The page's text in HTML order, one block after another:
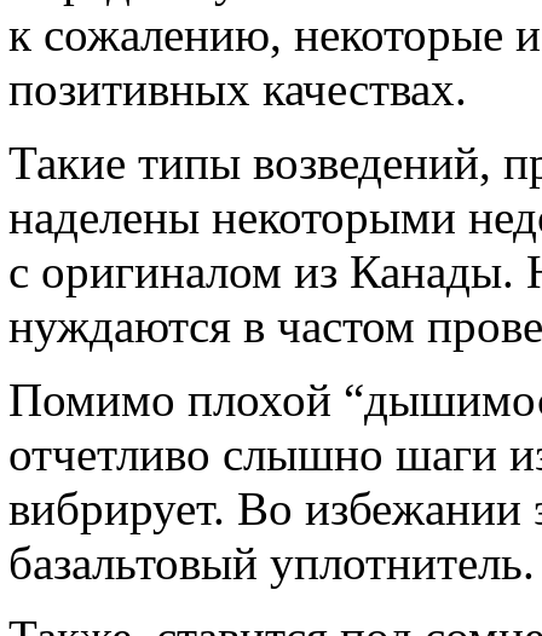
к сожалению, некоторые
позитивных качествах.
Такие типы возведений,
наделены некоторыми
с оригиналом из Канады.
нуждаются в частом
Помимо плохой
отчетливо слышно шаги
вибрирует. Во избежании
базальтовый уплотнитель.